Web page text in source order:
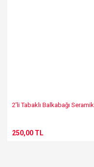
2'li Tabaklı Balkabağı
250,00 TL